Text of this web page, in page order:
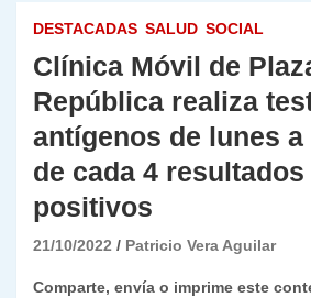
DESTACADAS SALUD SOCIAL
Clínica Móvil de
República realiza
antígenos de lunes
de cada 4
positivos
21/10/2022 Patricio Vera Aguilar
Comparte, envía o imprime este